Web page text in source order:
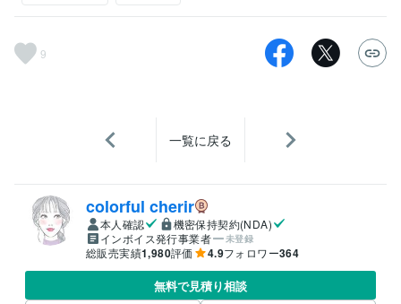
9
一覧に戻る
colorful cherir
本人確認
機密保持契約(NDA)
インボイス発行事業者
未登録
総販売実績1,980評価 4.9フォロワー364
無料で見積り相談